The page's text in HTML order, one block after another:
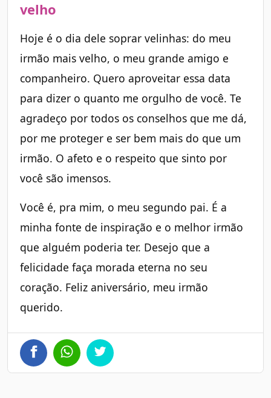
velho
Hoje é o dia dele soprar velinhas: do meu
irmão mais velho, o meu grande amigo e
companheiro. Quero aproveitar essa data
para dizer o quanto me orgulho de você. Te
agradeço por todos os conselhos que me dá,
por me proteger e ser bem mais do que um
irmão. O afeto e o respeito que sinto por
você são imensos.
Você é, pra mim, o meu segundo pai. É a
minha fonte de inspiração e o melhor irmão
que alguém poderia ter. Desejo que a
felicidade faça morada eterna no seu
coração. Feliz aniversário, meu irmão
querido.